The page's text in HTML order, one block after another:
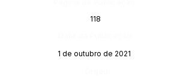
118
1 de outubro de 2021